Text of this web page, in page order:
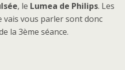
, le Lumea de Philips. Les
vous parler sont donc
la 3ème séance.